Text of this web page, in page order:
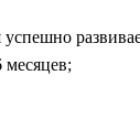
месяцев;